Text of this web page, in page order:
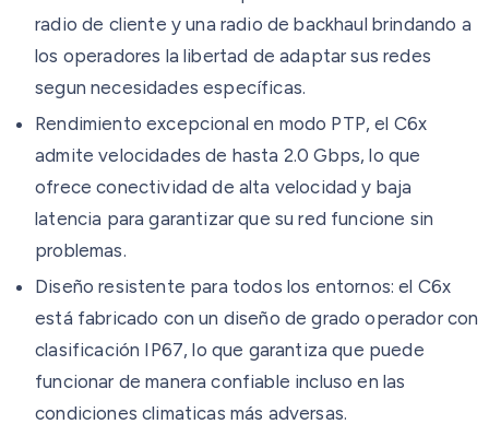
radio de cliente y una radio de backhaul brindando a
los operadores la libertad de adaptar sus redes
segun necesidades específicas.
Rendimiento excepcional en modo PTP, el C6x
admite velocidades de hasta 2.0 Gbps, lo que
ofrece conectividad de alta velocidad y baja
latencia para garantizar que su red funcione sin
problemas.
Diseño resistente para todos los entornos: el C6x
está fabricado con un diseño de grado operador con
clasificación IP67, lo que garantiza que puede
funcionar de manera confiable incluso en las
condiciones climaticas más adversas.